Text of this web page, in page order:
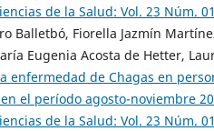
de la Salud: Vol. 23 Núm.
Balletbó, Fiorella Jazmín
Eugenia Acosta de Hetter,
enfermedad de Chagas en
el período agosto-noviembre
de la Salud: Vol. 23 Núm.